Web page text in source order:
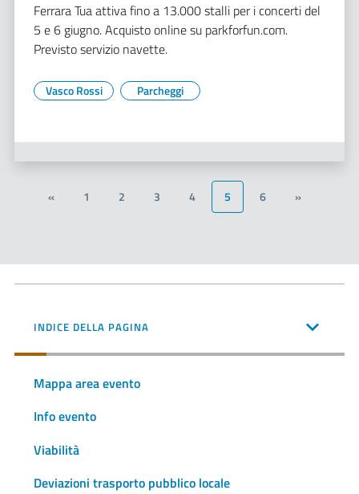
Ferrara Tua attiva fino a 13.000 stalli per i concerti del
5 e 6 giugno. Acquisto online su parkforfun.com.
Previsto servizio navette.
Vasco Rossi Parcheggi
« 1 2 3 4 5 6 »
INDICE DELLA PAGINA
Mappa area evento
Info evento
Viabilità
Deviazioni trasporto pubblico locale